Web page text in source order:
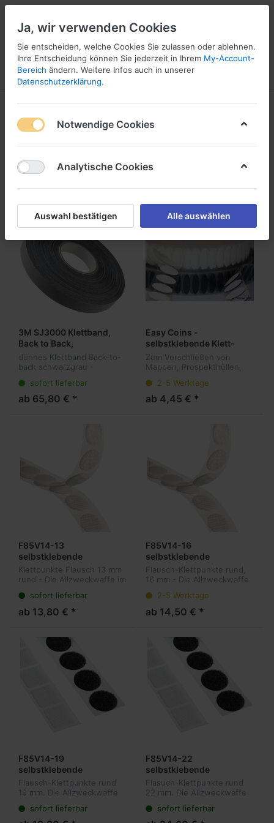
Menü Anmelden Wunschliste
1
1-24von
Filtern Sortieren
3M SJ3000 Klettband,
Back to Back,
schwarzgrau
dünnes Klettband Back-to-
back schwarzgrau -
wiederlösbare Alternative
zu permanenten
Befestigungsmethoden.
sofort lieferbar
ab 65,80 € *
Easy Coins -
selbstklebende Klett-
Ellipsen, Haken+Flausch,
100 Paar
Zum Verschließen von
Mappen, Prospekthüllen,
Positionieren da Haken und
Flausch zusammen
gestanzt sind. Mit der
2-5 Werktage
ab 4,45 € *
F85V14-13
selbstklebende
Flauschpunkte 13 mm
rund, 1.500 Stück pro
Klettpunkte Flausch 13 mm
rund - Die Allzweckwaffe im
Befestigungen. Unsere
Klettpunkte sind sowohl für
Mailings und Ordner, als a...
sofort lieferbar
ab 13,80 € *
F85V14-16
selbstklebende
Flauschpunkte 16 mm
rund, 1.250 Stück pro
Flausch-Klettpunkte rund,
16 mm - Die Allzweckwaffe
wiederlösbaren
Befestigungen. Unsere
Klettpunkte sind sowohl für
2-5 Werktage
ab 14,50 € *
F85V14-19
selbstklebende
Flauschpunkte 19 mm
rund, 1.150 Stück pro
Flausch-Klettpunkte rund
19 mm. Die Allzweckwaffe
wiederlösbaren
sofort lieferbar
F85V14-22
selbstklebende
Flauschpunkte 22 mm
rund, 1.000 Stück pro
Flasuch-Klettpunkte rund
22 mm. Die Allzweckwaffe
wiederlösbaren
sofort lieferbar
Ja, wir verwenden Cookies
Sie entscheiden, welche Cookies Sie zulassen oder ablehnen.
Ihre Entscheidung können Sie jederzeit in Ihrem My-Account-
Bereich ändern. Weitere Infos auch in unserer
Datenschutzerklärung.
Notwendige Cookies
Analytische Cookies
Auswahl bestätigen Alle auswählen